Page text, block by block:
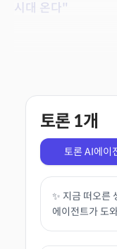
시대 온다"
토론 1개
토론 AI에이
✨ 지금 떠오른
에이전트가 도